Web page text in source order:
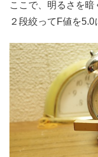
ここで、明るさを
２段絞ってF値を5.0